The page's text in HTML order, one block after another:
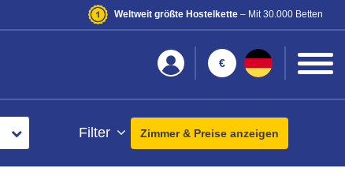
Weltweit größte Hostelkette– Mit 30.000 Betten
€
Filter Zimmer & Preise anzeigen